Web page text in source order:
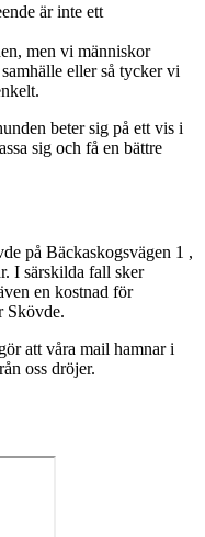
är inte ett
men vi människor
eller så tycker vi
beter sig på ett vis i
sig och få en bättre
på Bäckaskogsvägen 1 ,
I särskilda fall sker
en kostnad för
Skövde.
att våra mail hamnar i
oss dröjer.